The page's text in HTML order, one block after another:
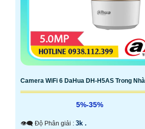
Camera WiFi 6 DaHua DH-H5AS Trong Nhà
5%-35%
👁️‍🗨 Độ Phân giải : 3k .